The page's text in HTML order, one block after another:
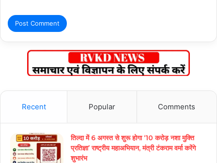
Recent Popular Comments
तिल्दा में 6 अगस्त से शुरू होगा ‘10 करोड़ नशा मुक्ति
प्रतिज्ञा’ राष्ट्रीय महाअभियान, मंत्री टंकराम वर्मा करेंगे
शुभारंभ